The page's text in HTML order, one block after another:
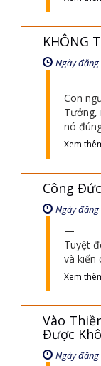
Xem
KHÔNG
Ngày
Con
Xem
Công
Ngày
và
Xem